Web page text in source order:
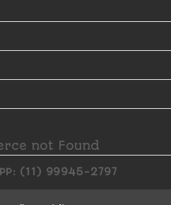
not Found
(11) 99945-2797